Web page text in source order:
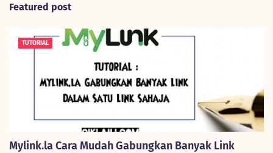
Featured post
TUTORIAL
Mylink.la Cara Mudah Gabungkan Banyak Link